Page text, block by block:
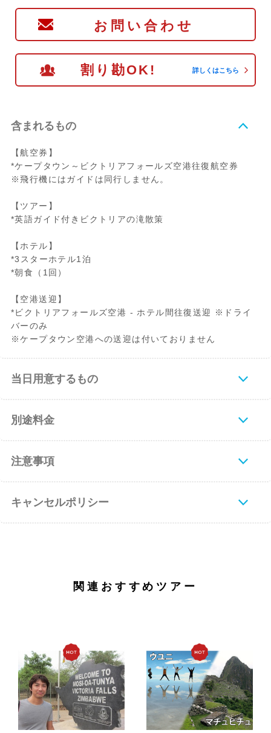
お問い合わせ
割り勘OK! 詳しくはこちら
含まれるもの
【航空券】
*ケープタウン～ビクトリアフォールズ空港往復航空券
※飛行機にはガイドは同行しません。
【ツアー】
*英語ガイド付きビクトリアの滝散策
【ホテル】
*3スターホテル1泊
*朝食（1回）
【空港送迎】
*ビクトリアフォールズ空港 - ホテル間往復送迎 ※ドライ
バーのみ
※ケープタウン空港への送迎は付いておりません
当日用意するもの
別途料金
注意事項
キャンセルポリシー
関連おすすめツアー